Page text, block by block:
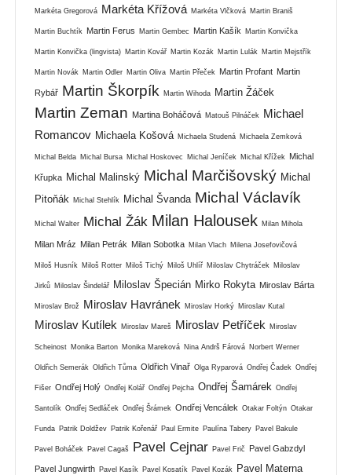
Markéta Gregorová Markéta Křížová Markéta Vlčková Martin Braniš
Martin Buchtík Martin Ferus Martin Gembec Martin Kašík Martin Konvička
Martin Konvička (lingvista) Martin Kovář Martin Kozák Martin Lulák Martin Mejstřík
Martin Novák Martin Odler Martin Oliva Martin Přeček Martin Profant Martin
Rybář Martin Škorpík Martin Wihoda Martin Žáček
Martin Zeman Martina Boháčová Matouš Pilnáček
Michael
Romancov Michaela Košová Michaela Studená Michaela Zemková
Michal Belda Michal Bursa Michal Hoskovec Michal Jeníček Michal Křížek Michal
Křupka Michal Malinský Michal Marčišovský Michal
Pitoňák
Michal Stehlík Michal Švanda Michal Václavík
Michal Walter Michal Žák Milan Halousek Milan Mihola
Milan Mráz Milan Petrák Milan Sobotka Milan Vlach Milena Josefovičová
Miloš Husník Miloš Rotter Miloš Tichý Miloš Uhlíř Miloslav Chytráček Miloslav
Jirků Miloslav Šindelář Miloslav Špecián Mirko Rokyta Miroslav Bárta
Miroslav Brož Miroslav Havránek Miroslav Horký Miroslav Kutal
Miroslav Kutílek Miroslav Mareš Miroslav Petříček Miroslav
Scheinost Monika Barton Monika Mareková Nina Andrš Fárová Norbert Werner
Oldřich Semerák Oldřich Tůma Oldřich Vinař Olga Ryparová Ondřej Čadek Ondřej
Fišer Ondřej Holý Ondřej Kolář Ondřej Pejcha Ondřej Šamárek Ondřej
Santolík Ondřej Sedláček Ondřej Šrámek Ondřej Vencálek Otakar Foltýn Otakar
Funda Patrik Doldžev Patrik Kořenář Paul Ermite Paulína Tabery Pavel Bakule
Pavel Boháček Pavel Cagaš Pavel Cejnar Pavel Frič Pavel Gabzdyl
Pavel Jungwirth Pavel Kasík Pavel Kosatík Pavel Kozák Pavel Materna